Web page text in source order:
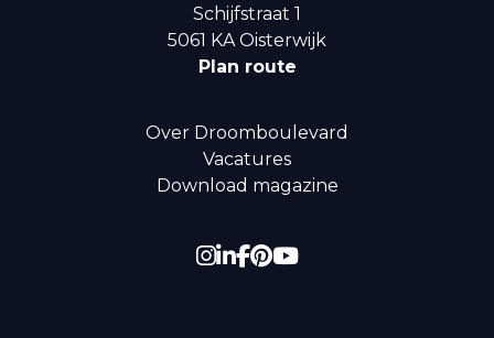
Schijfstraat 1
5061 KA Oisterwijk
Plan route
Over Droomboulevard
Vacatures
Download magazine